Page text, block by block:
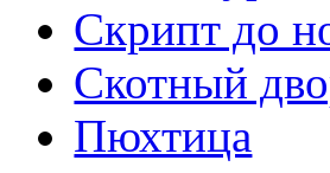
Скрипт до
Cкотный
Пюхтица